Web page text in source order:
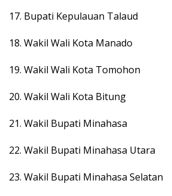
17. Bupati Kepulauan Talaud
18. Wakil Wali Kota Manado
19. Wakil Wali Kota Tomohon
20. Wakil Wali Kota Bitung
21. Wakil Bupati Minahasa
22. Wakil Bupati Minahasa Utara
23. Wakil Bupati Minahasa Selatan